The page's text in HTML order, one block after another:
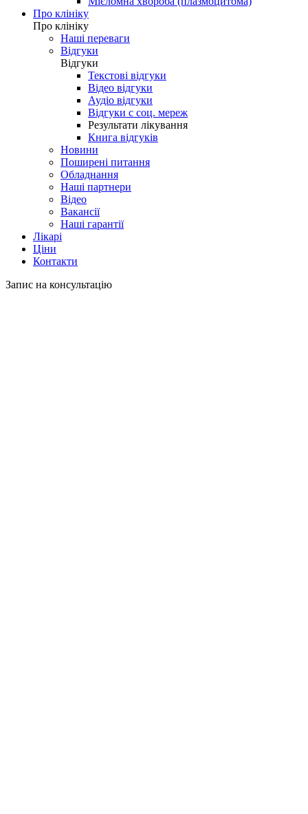
Про клініку
Про клініку
Наші переваги
Відгуки
Відгуки
Текстові відгуки
Відео відгуки
Аудіо відгуки
Відгуки с соц. мереж
Результати лікування
Книга відгуків
Новини
Поширені питання
Обладнання
Наші партнери
Відео
Вакансії
Наші гарантії
Лікарі
Ціни
Контакти
Запис на консультацію